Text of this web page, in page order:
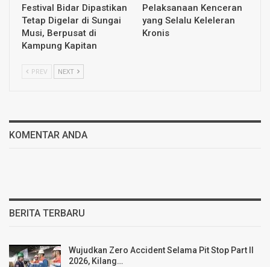
Festival Bidar Dipastikan
Tetap Digelar di Sungai
Musi, Berpusat di
Kampung Kapitan
Pelaksanaan Kenceran
yang Selalu Keleleran
Kronis
PREV NEXT
KOMENTAR ANDA
BERITA TERBARU
Wujudkan Zero Accident Selama Pit Stop Part II
2026, Kilang…